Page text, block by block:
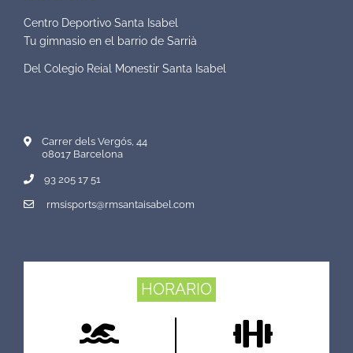
Centro Deportivo Santa Isabel
Tu gimnasio en el barrio de Sarrià
Del Colegio Reial Monestir Santa Isabel
Carrer dels Vergós, 44
08017 Barcelona
93 205 17 51
rmsisports@rmsantaisabel.com
HORARIO